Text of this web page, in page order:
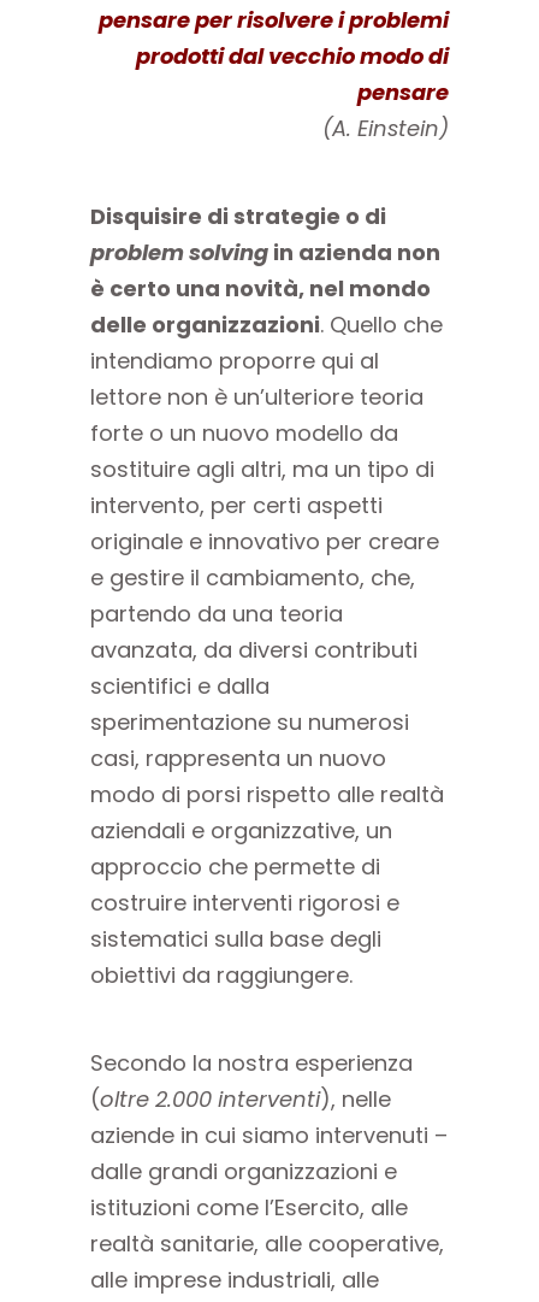
pensare per risolvere i problemi
prodotti dal vecchio modo di
pensare
(A. Einstein)
Disquisire di strategie o di
problem solving in azienda non
è certo una novità, nel mondo
delle organizzazioni. Quello che
intendiamo proporre qui al
lettore non è un’ulteriore teoria
forte o un nuovo modello da
sostituire agli altri, ma un tipo di
intervento, per certi aspetti
originale e innovativo per creare
e gestire il cambiamento, che,
partendo da una teoria
avanzata, da diversi contributi
scientifici e dalla
sperimentazione su numerosi
casi, rappresenta un nuovo
modo di porsi rispetto alle realtà
aziendali e organizzative, un
approccio che permette di
costruire interventi rigorosi e
sistematici sulla base degli
obiettivi da raggiungere.
Secondo la nostra esperienza
(oltre 2.000 interventi), nelle
aziende in cui siamo intervenuti –
dalle grandi organizzazioni e
istituzioni come l’Esercito, alle
realtà sanitarie, alle cooperative,
alle imprese industriali, alle